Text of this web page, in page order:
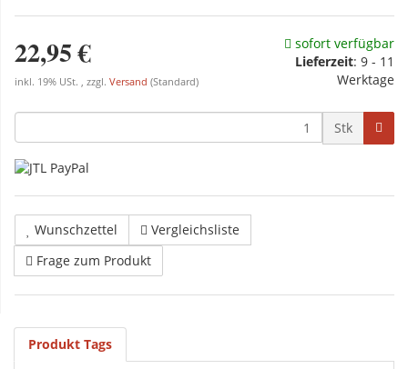
22,95 €
inkl. 19% USt. , zzgl. Versand (Standard)
sofort verfügbar
Lieferzeit: 9 - 11
Werktage
Stk
Wunschzettel
Vergleichsliste
Frage zum Produkt
Produkt Tags